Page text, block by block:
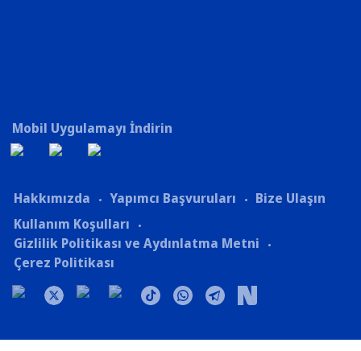
Mobil Uygulamayı İndirin
Hakkımızda Yapımcı Başvuruları
Bize Ulaşın
Kullanım Koşulları
Gizlilik Politikası ve Aydınlatma Metni
Çerez Politikası